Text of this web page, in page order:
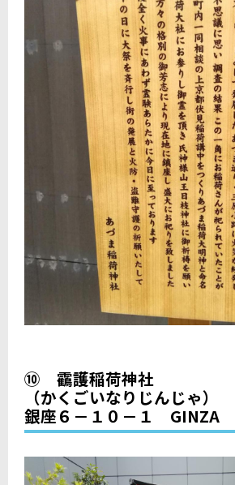
⑩ 靍護稲荷神社
（かくごいなりじんじゃ）
銀座６－１０－１ GINZA